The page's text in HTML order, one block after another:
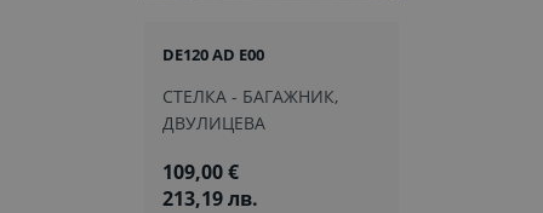
DE120 AD E00
СТЕЛКА - БАГАЖНИК,
ДВУЛИЦЕВА
109,00 €
213,19 лв.